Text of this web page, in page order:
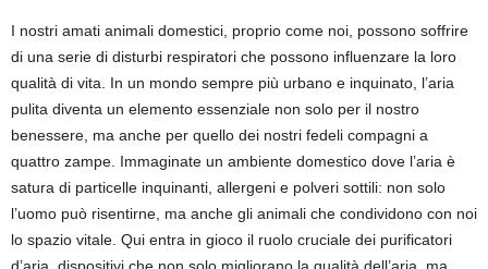
I nostri amati animali domestici, proprio come noi, possono soffrire
di una serie di disturbi respiratori che possono influenzare la loro
qualità di vita. In un mondo sempre più urbano e inquinato, l’aria
pulita diventa un elemento essenziale non solo per il nostro
benessere, ma anche per quello dei nostri fedeli compagni a
quattro zampe. Immaginate un ambiente domestico dove l’aria è
satura di particelle inquinanti, allergeni e polveri sottili: non solo
l’uomo può risentirne, ma anche gli animali che condividono con noi
lo spazio vitale. Qui entra in gioco il ruolo cruciale dei purificatori